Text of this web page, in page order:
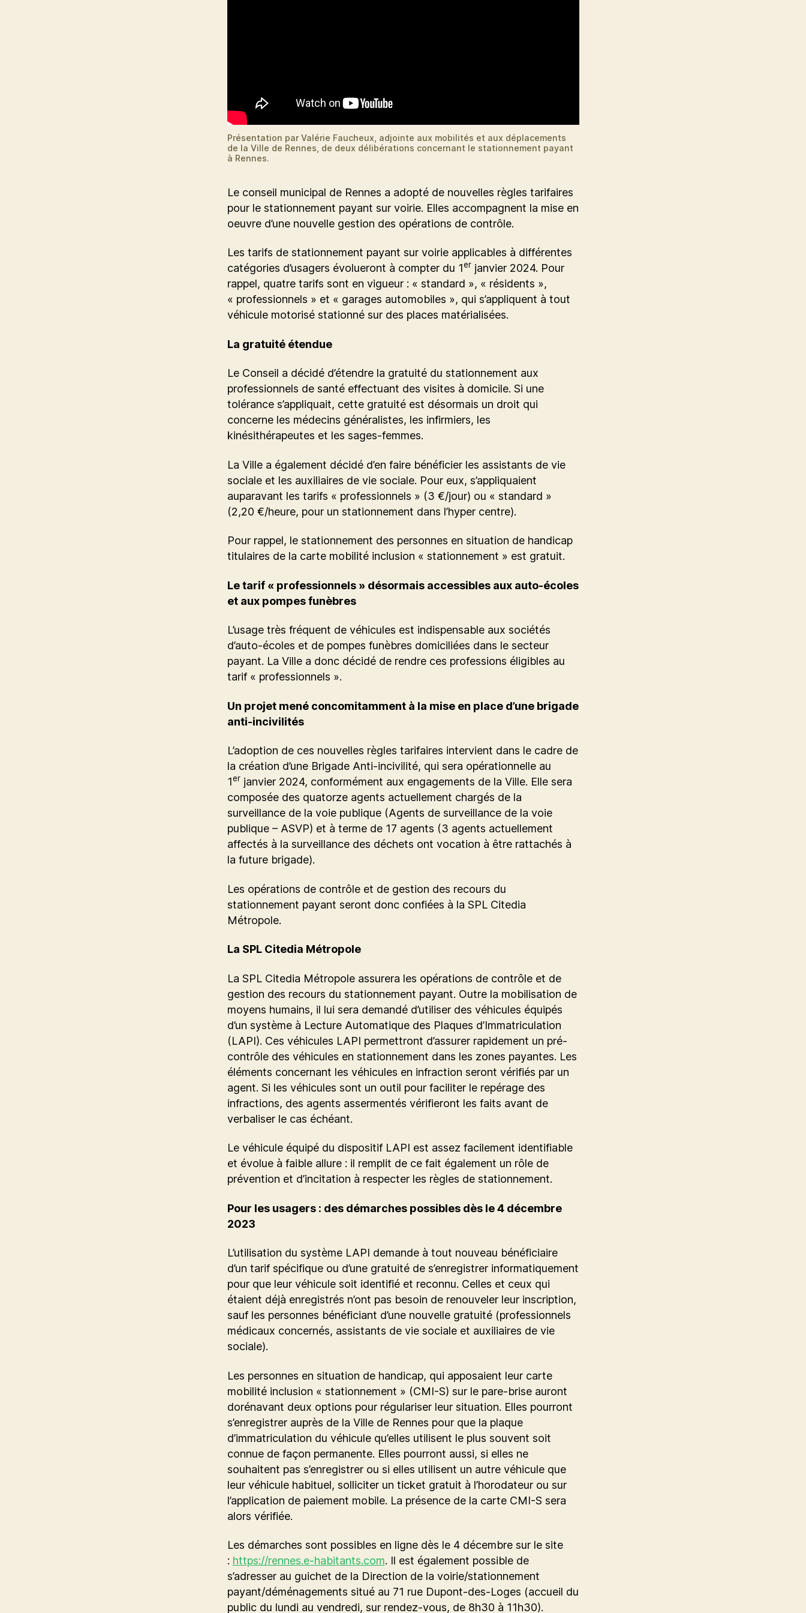
Présentation par Valérie Faucheux, adjointe aux mobilités et aux déplacements
de la Ville de Rennes, de deux délibérations concernant le stationnement payant
à Rennes.
Le conseil municipal de Rennes a adopté de nouvelles règles tarifaires
pour le stationnement payant sur voirie. Elles accompagnent la mise en
oeuvre d’une nouvelle gestion des opérations de contrôle.
Les tarifs de stationnement payant sur voirie applicables à différentes
catégories d’usagers évolueront à compter du 1er janvier 2024. Pour
rappel, quatre tarifs sont en vigueur : « standard », « résidents »,
« professionnels » et « garages automobiles », qui s’appliquent à tout
véhicule motorisé stationné sur des places matérialisées.
La gratuité étendue
Le Conseil a décidé d’étendre la gratuité du stationnement aux
professionnels de santé effectuant des visites à domicile. Si une
tolérance s’appliquait, cette gratuité est désormais un droit qui
concerne les médecins généralistes, les infirmiers, les
kinésithérapeutes et les sages-femmes.
La Ville a également décidé d’en faire bénéficier les assistants de vie
sociale et les auxiliaires de vie sociale. Pour eux, s’appliquaient
auparavant les tarifs « professionnels » (3 €/jour) ou « standard »
(2,20 €/heure, pour un stationnement dans l’hyper centre).
Pour rappel, le stationnement des personnes en situation de handicap
titulaires de la carte mobilité inclusion « stationnement » est gratuit.
Le tarif « professionnels » désormais accessibles aux auto-écoles
et aux pompes funèbres
L’usage très fréquent de véhicules est indispensable aux sociétés
d’auto-écoles et de pompes funèbres domiciliées dans le secteur
payant. La Ville a donc décidé de rendre ces professions éligibles au
tarif « professionnels ».
Un projet mené concomitamment à la mise en place d’une brigade
anti-incivilités
L’adoption de ces nouvelles règles tarifaires intervient dans le cadre de
la création d’une Brigade Anti-incivilité, qui sera opérationnelle au
1er janvier 2024, conformément aux engagements de la Ville. Elle sera
composée des quatorze agents actuellement chargés de la
surveillance de la voie publique (Agents de surveillance de la voie
publique – ASVP) et à terme de 17 agents (3 agents actuellement
affectés à la surveillance des déchets ont vocation à être rattachés à
la future brigade).
Les opérations de contrôle et de gestion des recours du
stationnement payant seront donc confiées à la SPL Citedia
Métropole.
La SPL Citedia Métropole
La SPL Citedia Métropole assurera les opérations de contrôle et de
gestion des recours du stationnement payant. Outre la mobilisation de
moyens humains, il lui sera demandé d’utiliser des véhicules équipés
d’un système à Lecture Automatique des Plaques d’Immatriculation
(LAPI). Ces véhicules LAPI permettront d’assurer rapidement un pré-
contrôle des véhicules en stationnement dans les zones payantes. Les
éléments concernant les véhicules en infraction seront vérifiés par un
agent. Si les véhicules sont un outil pour faciliter le repérage des
infractions, des agents assermentés vérifieront les faits avant de
verbaliser le cas échéant.
Le véhicule équipé du dispositif LAPI est assez facilement identifiable
et évolue à faible allure : il remplit de ce fait également un rôle de
prévention et d’incitation à respecter les règles de stationnement.
Pour les usagers : des démarches possibles dès le 4 décembre
2023
L’utilisation du système LAPI demande à tout nouveau bénéficiaire
d’un tarif spécifique ou d’une gratuité de s’enregistrer informatiquement
pour que leur véhicule soit identifié et reconnu. Celles et ceux qui
étaient déjà enregistrés n’ont pas besoin de renouveler leur inscription,
sauf les personnes bénéficiant d’une nouvelle gratuité (professionnels
médicaux concernés, assistants de vie sociale et auxiliaires de vie
sociale).
Les personnes en situation de handicap, qui apposaient leur carte
mobilité inclusion « stationnement » (CMI-S) sur le pare-brise auront
dorénavant deux options pour régulariser leur situation. Elles pourront
s’enregistrer auprès de la Ville de Rennes pour que la plaque
d’immatriculation du véhicule qu’elles utilisent le plus souvent soit
connue de façon permanente. Elles pourront aussi, si elles ne
souhaitent pas s’enregistrer ou si elles utilisent un autre véhicule que
leur véhicule habituel, solliciter un ticket gratuit à l’horodateur ou sur
l’application de paiement mobile. La présence de la carte CMI-S sera
alors vérifiée.
Les démarches sont possibles en ligne dès le 4 décembre sur le site
: https://rennes.e-habitants.com. Il est également possible de
s’adresser au guichet de la Direction de la voirie/stationnement
payant/déménagements situé au 71 rue Dupont-des-Loges (accueil du
public du lundi au vendredi, sur rendez-vous, de 8h30 à 11h30).